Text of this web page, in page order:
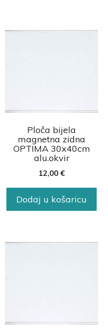
Ploča bijela
magnetna zidna
OPTIMA 30x40cm
alu.okvir
12,00 €
Dodaj u košaricu